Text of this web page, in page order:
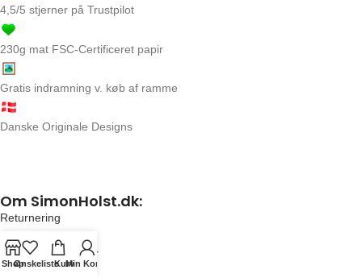
4,5/5 stjerner på Trustpilot
230g mat FSC-Certificeret papir
Gratis indramning v. køb af ramme
Danske Originale Designs
Om SimonHolst.dk:
Returnering
Handelsbetingelser
Kontakt
ShopØnskelisteKurvMin Konto